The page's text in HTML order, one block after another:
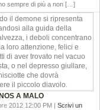
sempre di più a non […]
A MALO
2012 12:00 PM | Scrivi un